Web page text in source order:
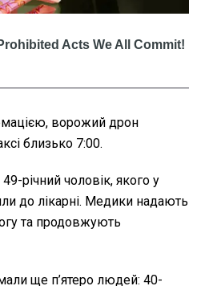
ворожий дрон
близько 7:00.
річний чоловік, якого у
до лікарні. Медики надають
та продовжують
ще п’ятеро людей: 40-